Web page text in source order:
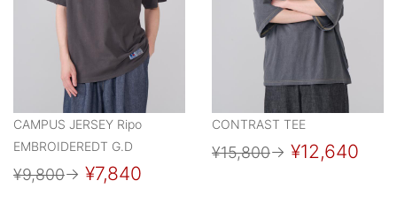
CAMPUS JERSEY Ripo
EMBROIDEREDT G.D
¥9,800→ ¥7,840
CONTRAST TEE
¥15,800→ ¥12,640